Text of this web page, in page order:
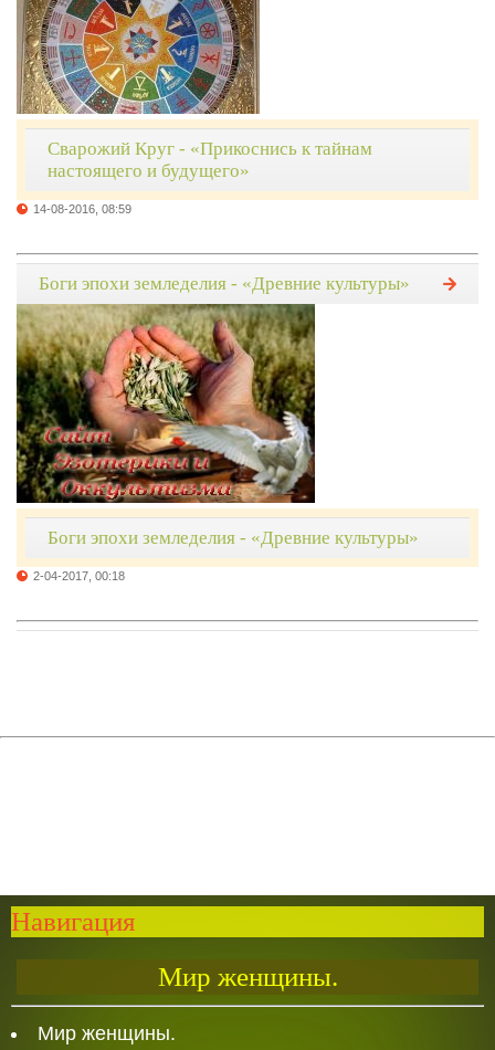
Сварожий Круг - «Прикоснись к тайнам
настоящего и будущего»
14-08-2016, 08:59
Боги эпохи земледелия - «Древние культуры»
Боги эпохи земледелия - «Древние культуры»
2-04-2017, 00:18
Навигация
Мир женщины.
Мир женщины.